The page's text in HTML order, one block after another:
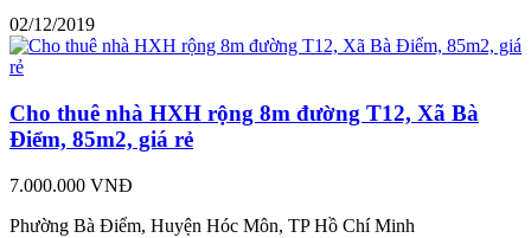
02/12/2019
Cho thuê nhà HXH rộng 8m đường T12, Xã Bà
Điểm, 85m2, giá rẻ
7.000.000 VNĐ
Phường Bà Điểm, Huyện Hóc Môn, TP Hồ Chí Minh